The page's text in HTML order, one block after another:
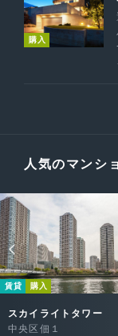
購入
人気のマンシ
賃貸 購入
スカイライトタワー
中央区佃１